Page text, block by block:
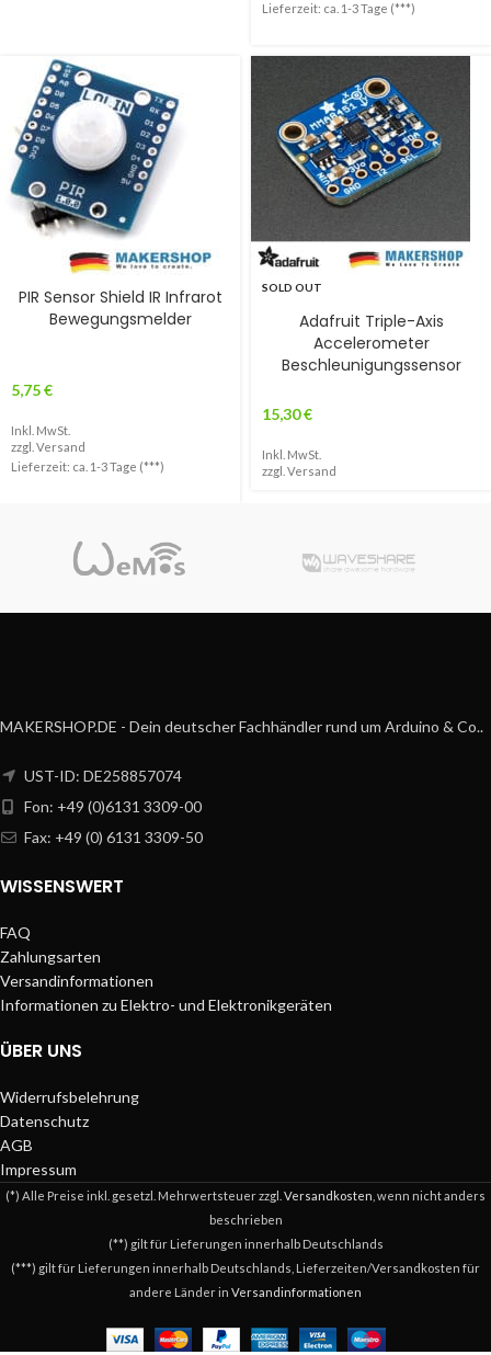
Lieferzeit: ca. 1-3 Tage (***)
PIR Sensor Shield IR Infrarot
Bewegungsmelder
5,75€
Inkl. MwSt.
zzgl. Versand
Lieferzeit: ca. 1-3 Tage (***)
SOLD OUT
Adafruit Triple-Axis
Accelerometer
Beschleunigungssensor
15,30€
Inkl. MwSt.
zzgl. Versand
MAKERSHOP.DE - Dein deutscher Fachhändler rund um Arduino & Co..
UST-ID: DE258857074
Fon: +49 (0)6131 3309-00
Fax: +49 (0) 6131 3309-50
WISSENSWERT
FAQ
Zahlungsarten
Versandinformationen
Informationen zu Elektro- und Elektronikgeräten
ÜBER UNS
Widerrufsbelehrung
Datenschutz
AGB
Impressum
(*) Alle Preise inkl. gesetzl. Mehrwertsteuer zzgl. Versandkosten , wenn nicht anders
beschrieben
(**) gilt für Lieferungen innerhalb Deutschlands
(***) gilt für Lieferungen innerhalb Deutschlands, Lieferzeiten/Versandkosten für
andere Länder in Versandinformationen